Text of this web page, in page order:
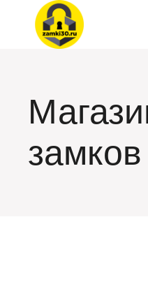
Перейти
содержимому
замков